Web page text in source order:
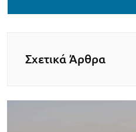
Σχετικά Άρθρα